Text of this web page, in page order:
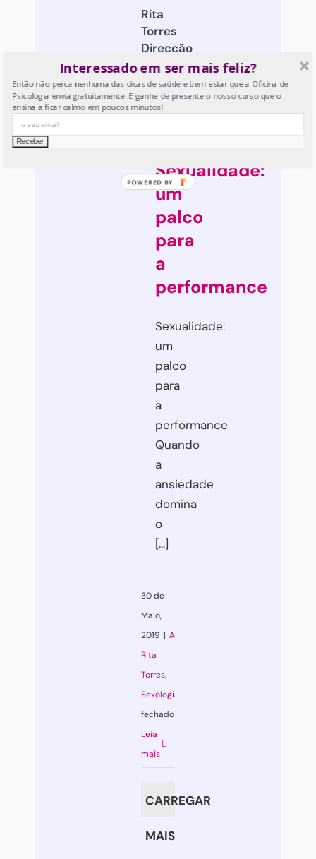
Rita
Torres
Direcção
OP
Angola;
Psicóloga
Clínica e
Sexualidade:
um
palco
para
a
performance
Sexualidade:
um
palco
para
a
performance
Quando
a
ansiedade
domina
o
[...]
30 de
Maio,
2019 | Ansiedade
Rita
Torres,
Sexologia
fechados
em
Sexualidade:
Leia
mais
CARREGAR
MAIS
Interessado em ser mais feliz?
Então não perca nenhuma das dicas de saúde e bem-estar que a Oficina de
Psicologia envia gratuitamente. E ganhe de presente o nosso curso que o
ensina a ficar calmo em poucos minutos!